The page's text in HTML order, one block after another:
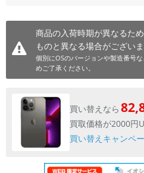
商品の入荷時期が異なるた
ものと異なる場合がございま
個別にOSのバージョンや製造番号
めご了承ください。
買い替えなら
買取価格が2000円
買い替えキャンペ
年
各項目のチェックボックスは「or検索」となります。
ただし機能別のみ「and検索」となります。